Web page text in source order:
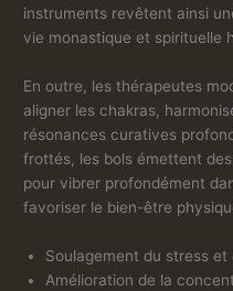
instruments revêtent ainsi
vie monastique et spirituelle
En outre, les thérapeutes
aligner les chakras,
résonances curatives
frottés, les bols émettent
pour vibrer profondément
favoriser le bien-être
Soulagement du stress et
Amélioration de la